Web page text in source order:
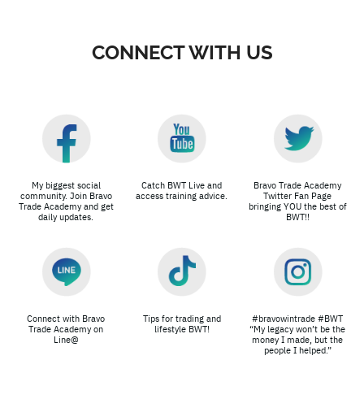
CONNECT WITH US
My biggest social
community. Join Bravo
Trade Academy and get
daily updates.
Catch BWT Live and
access training advice.
Bravo Trade Academy
Twitter Fan Page
bringing YOU the best of
BWT!!
Connect with Bravo
Trade Academy on
Line@
Tips for trading and
lifestyle BWT!
#bravowintrade #BWT
“My legacy won’t be the
money I made, but the
people I helped.”